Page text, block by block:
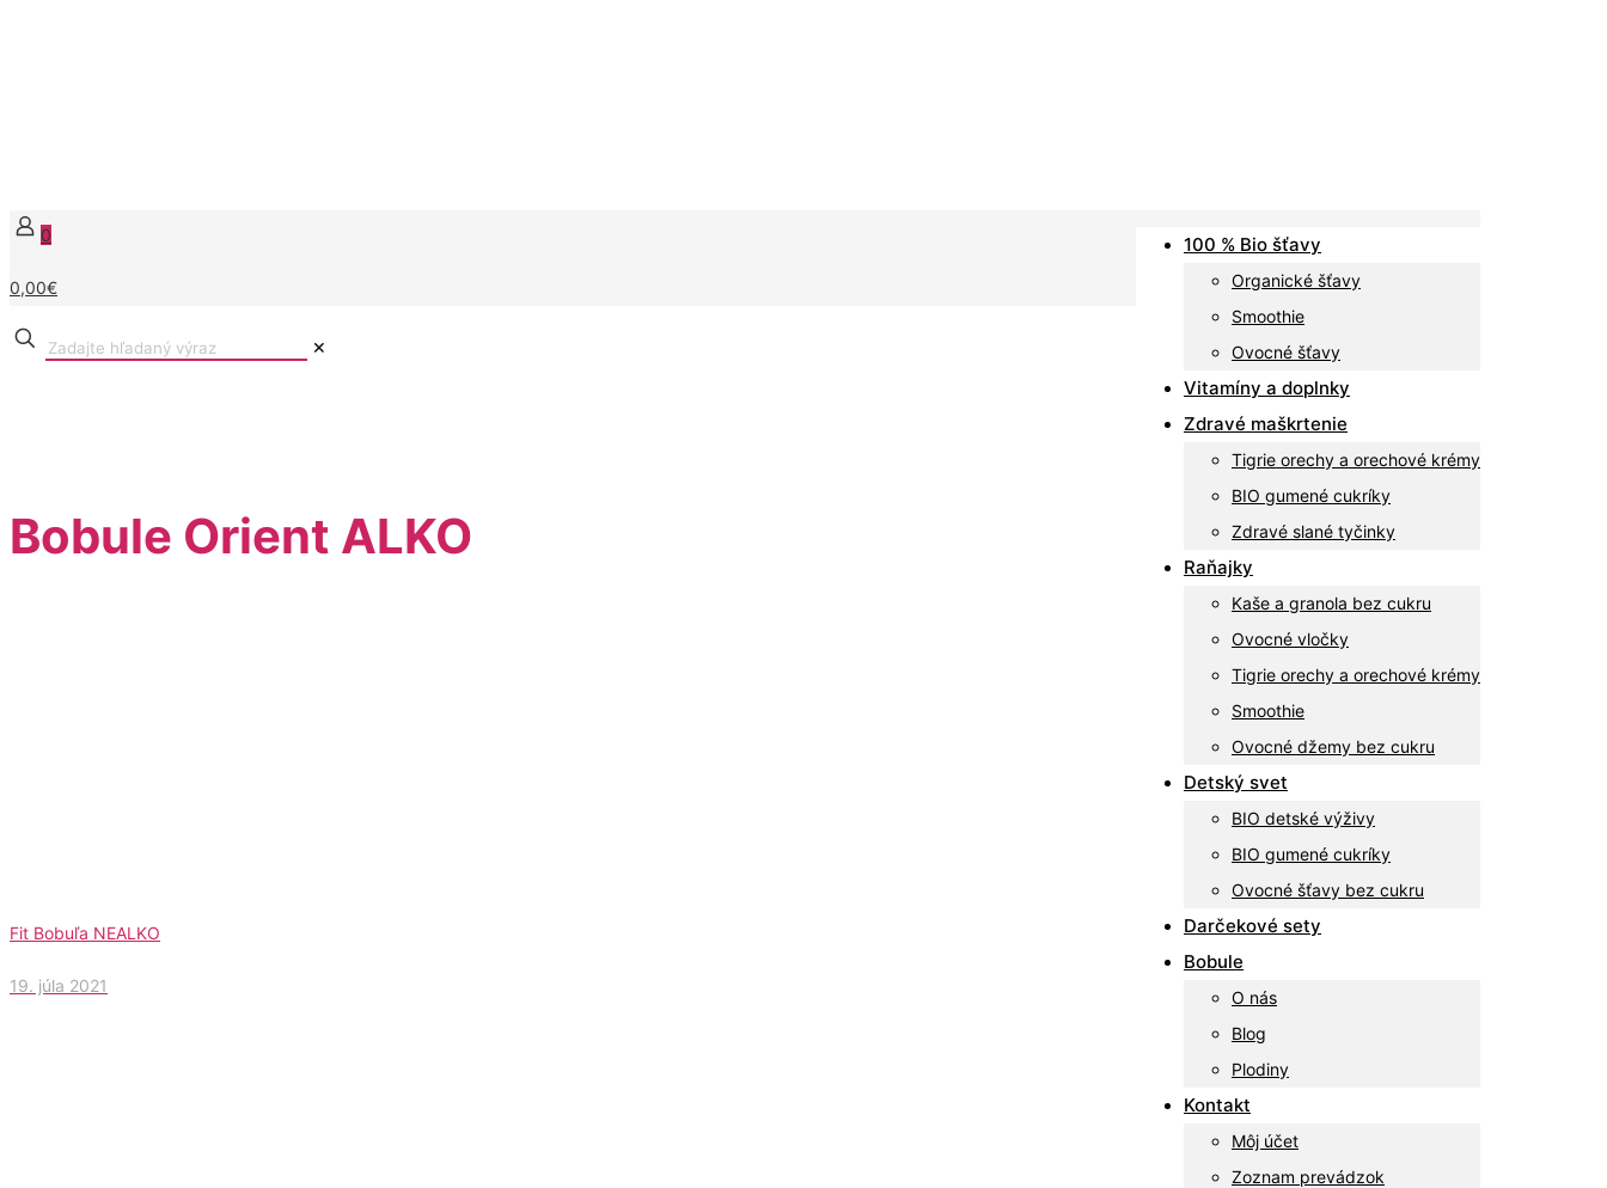
100 % Bio šťavy
Organické šťavy
Smoothie
Ovocné šťavy
Vitamíny a doplnky
Zdravé maškrtenie
Tigrie orechy a orechové krémy
BIO gumené cukríky
Zdravé slané tyčinky
Raňajky
Kaše a granola bez cukru
Ovocné vločky
Tigrie orechy a orechové krémy
Smoothie
Ovocné džemy bez cukru
Detský svet
BIO detské výživy
BIO gumené cukríky
Ovocné šťavy bez cukru
Darčekové sety
Bobule
O nás
Blog
Plodiny
Kontakt
Môj účet
Zoznam prevádzok
0
0,00€
✕
Bobule Orient ALKO
Fit Bobuľa NEALKO
19. júla 2021